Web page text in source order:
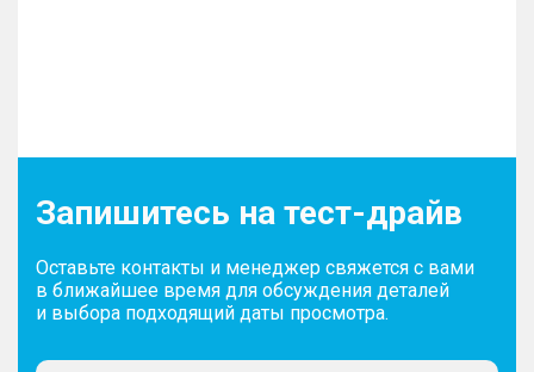
Запишитесь на тест-драйв
Оставьте контакты и менеджер свяжется с вами
в ближайшее время для обсуждения деталей
и выбора подходящий даты просмотра.